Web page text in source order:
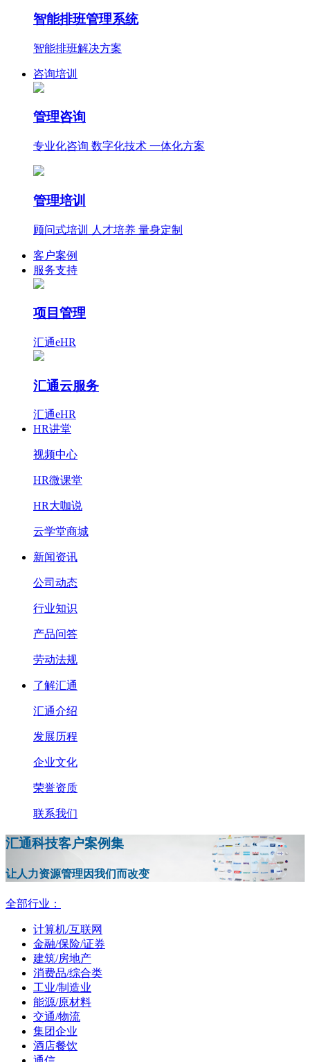
智能排班管理系统
智能排班解决方案
咨询培训
管理咨询
专业化咨询 数字化技术 一体化方案
管理培训
顾问式培训 人才培养 量身定制
客户案例
服务支持
项目管理
汇通eHR
汇通云服务
汇通eHR
HR讲堂
视频中心
HR微课堂
HR大咖说
云学堂商城
新闻资讯
公司动态
行业知识
产品问答
劳动法规
了解汇通
汇通介绍
发展历程
企业文化
荣誉资质
联系我们
汇通科技客户案例集
让人力资源管理因我们而改变
全部行业：
计算机/互联网
金融/保险/证券
建筑/房地产
消费品/综合类
工业/制造业
能源/原材料
交通/物流
集团企业
酒店餐饮